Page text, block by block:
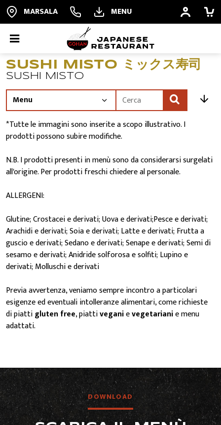
MARSALA MENU
ORDINA ONLINE
PRENOTA
ALL YOU CAN EAT
RISTORANTE
QUALITÀ
CONTATTI
SUSHI MISTO ミックス寿司
SUSHI MISTO
Offerte
*Tutte le immagini sono inserite a scopo illustrativo. I
prodotti possono subire modifiche.
N.B. I prodotti presenti in menù sono da considerarsi surgelati
all'origine. Per prodotti freschi chiedere al personale.
ALLERGENI:
Glutine; Crostacei e derivati; Uova e derivati;Pesce e derivati;
Arachidi e derivati; Soia e derivati; Latte e derivati; Frutta a
guscio e derivati; Sedano e derivati; Senape e derivati; Semi di
sesamo e derivati; Anidride solforosa e solfiti; Lupino e
derivati; Molluschi e derivati
Previa avvertenza, veniamo sempre incontro a particolari
esigenze ed eventuali intolleranze alimentari, come richieste
di piattigluten free, piattiveganievegetarianie menu
adattati.
DOWNLOAD